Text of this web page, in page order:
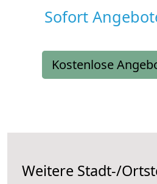
Sofort
Kostenlose
Weitere Stadt-/